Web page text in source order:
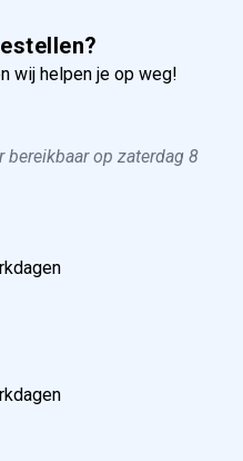
wij helpen je op weg!
op zaterdag 8